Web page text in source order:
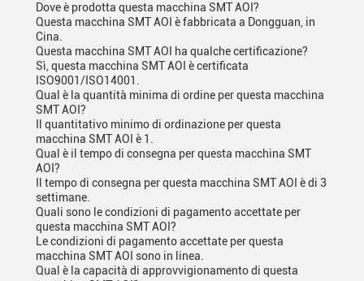
Dove è prodotta questa macchina SMT AOI?
Questa macchina SMT AOI è fabbricata a Dongguan, in
Cina.
Questa macchina SMT AOI ha qualche certificazione?
Sì, questa macchina SMT AOI è certificata
ISO9001/ISO14001.
Qual è la quantità minima di ordine per questa macchina
SMT AOI?
Il quantitativo minimo di ordinazione per questa
macchina SMT AOI è 1.
Qual è il tempo di consegna per questa macchina SMT
AOI?
Il tempo di consegna per questa macchina SMT AOI è di 3
settimane.
Quali sono le condizioni di pagamento accettate per
questa macchina SMT AOI?
Le condizioni di pagamento accettate per questa
macchina SMT AOI sono in linea.
Qual è la capacità di approvvigionamento di questa